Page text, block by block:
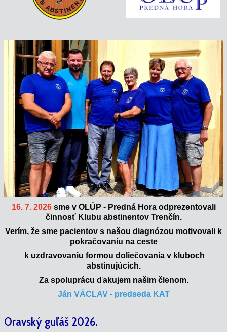
16. 7. 2026sme v OLÚP - Predná Hora odprezentovali
činnosť Klubu abstinentov Trenčín.
Verím, že sme pacientov s našou diagnózou motivovali k
pokračovaniu na ceste
k uzdravovaniu formou doliečovania v kluboch
abstinujúcich.
Za spoluprácu ďakujem našim členom.
Ján VÁCLAV - predseda KAT
Oravský guľáš 2026.